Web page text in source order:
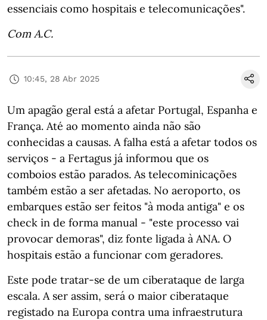
essenciais como hospitais e telecomunicações".
Com A.C.
10:45, 28 Abr 2025
Um apagão geral está a afetar Portugal, Espanha e
França. Até ao momento ainda não são
conhecidas a causas. A falha está a afetar todos os
serviços - a Fertagus já informou que os
comboios estão parados. As telecominicações
também estão a ser afetadas. No aeroporto, os
embarques estão ser feitos "à moda antiga" e os
check in de forma manual - "este processo vai
provocar demoras", diz fonte ligada à ANA. O
hospitais estão a funcionar com geradores.
Este pode tratar-se de um ciberataque de larga
escala. A ser assim, será o maior ciberataque
registado na Europa contra uma infraestrutura